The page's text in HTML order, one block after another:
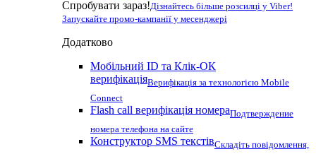
Спробувати зараз!Дізнайтесь більше розсилці у Viber!
Запускайте промо-кампанії у месенджері
Додатково
Мобільний ID та Клік-ОК
верифікаціяВерифікація за технологією Mobile
Connect
Flash call верифікація номераПодтверждение
номера телефона на сайте
Конструктор SMS текстівСкладіть повідомлення,